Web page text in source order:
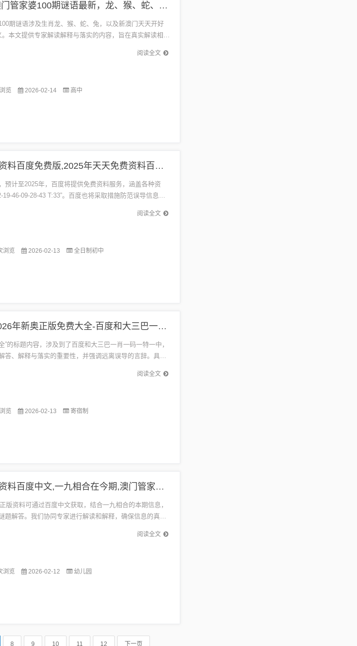
{标题追加词1}:澳门管家婆100期谜语最新，龙、猴、蛇、兔，2025新澳门天天开好彩大乐透和2重点释义、专家解读解释与落实​,拒绝虚假推销阱
期谜语涉及生肖龙、猴、蛇、兔，以及新澳门天天开好
本文提供专家解读解释与落实的内容，旨在真实解读相关
。文章内容旨在娱乐参考，不涉及娱乐行为。...
阅读全文
览 2026-02-14 高中
2025年天天免费资料百度免费版,2025年天天免费资料百度官方:12-19-46-09-28-43 T:33和防范误导的温柔刀,案例解答、解释与落实
预计至2025年，百度将提供免费资料服务，涵盖各种资
19-46-09-28-43 T:33”。百度也将采取措施防范误导信息，
实等方式确保用户获取准...
阅读全文
浏览 2026-02-13 全日制初中
{标题追加词1}:2026年新奥正版免费大全-百度和大三巴一肖一码一特一中:欲钱买刘备精准解答、解释与落实,远离误导的言辞
”的标题内容，涉及到了百度和大三巴一肖一码一特一中，
答、解释与落实的重要性，并强调远离误导的言辞。具体
的解释和宣传正版的呼吁，提醒用户注意避免受到误导...
阅读全文
览 2026-02-13 寄宿制
2026年天天正版资料百度中文,一九相合在今期,澳门管家婆100精准的谜协同解答、专家解读解释与落实​,拒绝不实的假幌子布
版资料可通过百度中文获取，结合一九相合的本期信息，
题解答。我们协同专家进行解读和解释，确保信息的真实
实的虚假信息。...
阅读全文
浏览 2026-02-12 幼儿园
8 9 10 11 12 下一页